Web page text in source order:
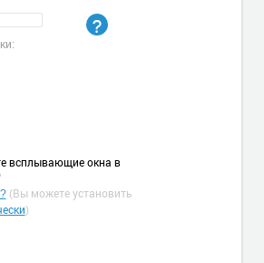
всплывающие окна в
(Вы можете установить
)